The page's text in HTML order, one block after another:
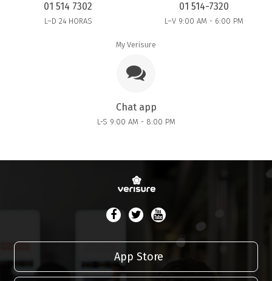
01 514 7302
L–D 24 HORAS
01 514-7320
L–V 9:00 AM - 6:00 PM
My Verisure
Chat app
L-S 9:00 AM - 8:00 PM
App Store